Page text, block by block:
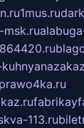
1mus.ru
msk.ru
113.ru